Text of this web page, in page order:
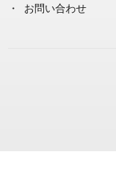
お問い合わせ